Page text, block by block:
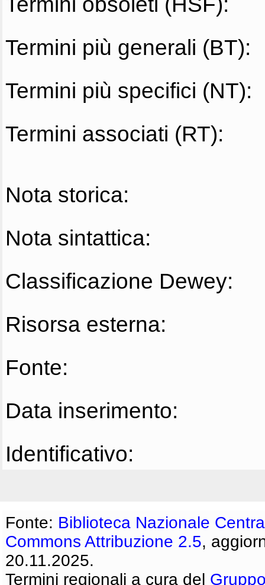
Termini più generali (BT):
Termini più specifici (NT):
Termini associati (RT):
Nota storica:
Nota sintattica:
Classificazione Dewey:
Risorsa esterna:
Fonte:
Data inserimento:
Identificativo:
Fonte: Biblioteca Nazionale
Commons Attribuzione 2.5,
20.11.2025.
Termini regionali a cura del